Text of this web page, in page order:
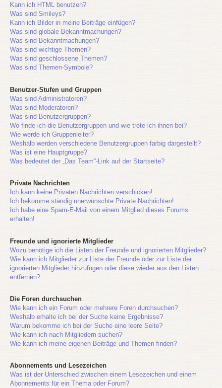
Kann ich HTML benutzen?
Was sind Smileys?
Kann ich Bilder in meine Beiträge einfügen?
Was sind globale Bekanntmachungen?
Was sind Bekanntmachungen?
Was sind wichtige Themen?
Was sind geschlossene Themen?
Was sind Themen-Symbole?
Benutzer-Stufen und Gruppen
Was sind Administratoren?
Was sind Moderatoren?
Was sind Benutzergruppen?
Wo finde ich die Benutzergruppen und wie trete ich ihnen bei?
Wie werde ich Gruppenleiter?
Weshalb werden verschiedene Benutzergruppen farbig dargestellt?
Was ist eine Hauptgruppe?
Was bedeutet der „Das Team“-Link auf der Startseite?
Private Nachrichten
Ich kann keine Privaten Nachrichten verschicken!
Ich bekomme ständig unerwünschte Private Nachrichten!
Ich habe eine Spam-E-Mail von einem Mitglied dieses Forums
erhalten!
Freunde und ignorierte Mitglieder
Wozu benötige ich die Listen der Freunde und ignorierten Mitglieder?
Wie kann ich Mitglieder zur Liste der Freunde oder zur Liste der
ignorierten Mitglieder hinzufügen oder diese wieder aus den Listen
entfernen?
Die Foren durchsuchen
Wie kann ich ein Forum oder mehrere Foren durchsuchen?
Weshalb erhalte ich bei der Suche keine Ergebnisse?
Warum bekomme ich bei der Suche eine leere Seite?
Wie kann ich nach Mitgliedern suchen?
Wie kann ich meine eigenen Beiträge und Themen finden?
Abonnements und Lesezeichen
Was ist der Unterschied zwischen einem Lesezeichen und einem
Abonnements für ein Thema oder Forum?